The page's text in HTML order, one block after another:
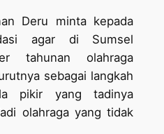
Deru minta kepada
agar di Sumsel
tahunan olahraga
sebagai langkah
pikir yang tadinya
olahraga yang tidak